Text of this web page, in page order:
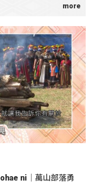
ni｜萬山部落勇